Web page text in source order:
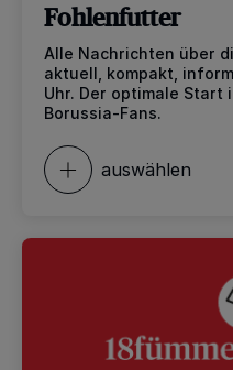
Fohlenfutter
Alle Nachrichten über
aktuell, kompakt,
Uhr. Der optimale Start
Borussia-Fans.
auswählen